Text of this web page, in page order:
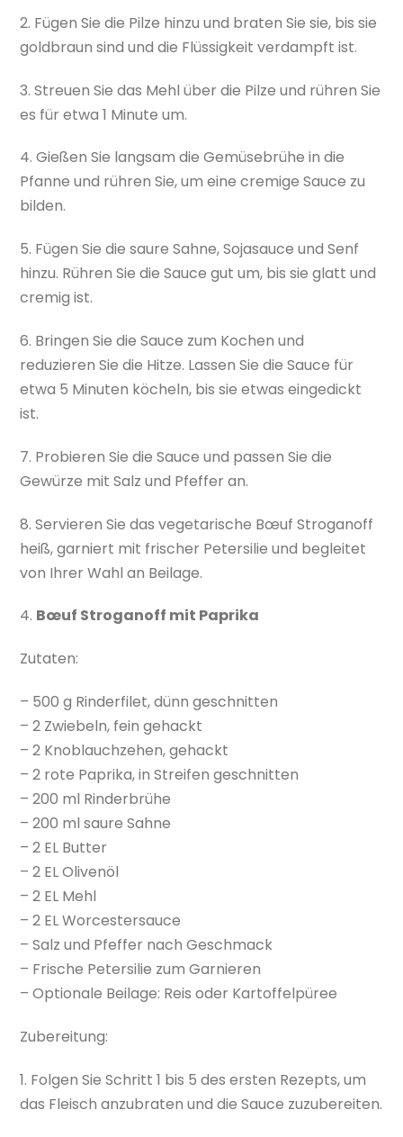
2. Fügen Sie die Pilze hinzu und braten Sie sie, bis sie
goldbraun sind und die Flüssigkeit verdampft ist.
3. Streuen Sie das Mehl über die Pilze und rühren Sie
es für etwa 1 Minute um.
4. Gießen Sie langsam die Gemüsebrühe in die
Pfanne und rühren Sie, um eine cremige Sauce zu
bilden.
5. Fügen Sie die saure Sahne, Sojasauce und Senf
hinzu. Rühren Sie die Sauce gut um, bis sie glatt und
cremig ist.
6. Bringen Sie die Sauce zum Kochen und
reduzieren Sie die Hitze. Lassen Sie die Sauce für
etwa 5 Minuten köcheln, bis sie etwas eingedickt
ist.
7. Probieren Sie die Sauce und passen Sie die
Gewürze mit Salz und Pfeffer an.
8. Servieren Sie das vegetarische Bœuf Stroganoff
heiß, garniert mit frischer Petersilie und begleitet
von Ihrer Wahl an Beilage.
4. Bœuf Stroganoff mit Paprika
Zutaten:
– 500 g Rinderfilet, dünn geschnitten
– 2 Zwiebeln, fein gehackt
– 2 Knoblauchzehen, gehackt
– 2 rote Paprika, in Streifen geschnitten
– 200 ml Rinderbrühe
– 200 ml saure Sahne
– 2 EL Butter
– 2 EL Olivenöl
– 2 EL Mehl
– 2 EL Worcestersauce
– Salz und Pfeffer nach Geschmack
– Frische Petersilie zum Garnieren
– Optionale Beilage: Reis oder Kartoffelpüree
Zubereitung:
1. Folgen Sie Schritt 1 bis 5 des ersten Rezepts, um
das Fleisch anzubraten und die Sauce zuzubereiten.